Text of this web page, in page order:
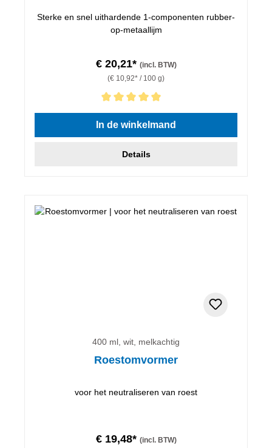
Sterke en snel uithardende 1-componenten rubber-
op-metaallijm
€ 20,21* (incl. BTW)
(€ 10,92* / 100 g)
Gemiddelde waardering van 5 van 5 sterren
In de winkelmand
Details
400 ml, wit, melkachtig
Roestomvormer
voor het neutraliseren van roest
€ 19,48* (incl. BTW)